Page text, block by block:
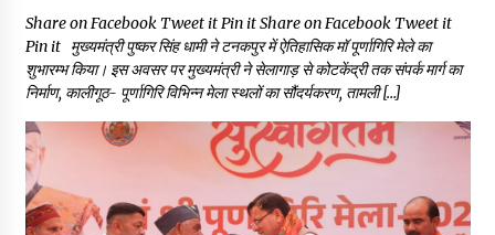
Share on Facebook Tweet it Pin it Share on Facebook Tweet it
Pin it मुख्यमंत्री पुष्कर सिंह धामी ने टनकपुर में ऐतिहासिक मॉ पूर्णागिरि मेले का
शुभारम्भ किया। इस अवसर पर मुख्यमंत्री ने सेलागाड़ से कोटकेंद्री तक संपर्क मार्ग का
निर्माण, कालीगूठ- पूर्णागिरि विभिन्न मेला स्थलों का सौंदर्यकरण, तामली […]